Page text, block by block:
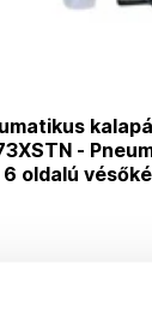
-
oldalú